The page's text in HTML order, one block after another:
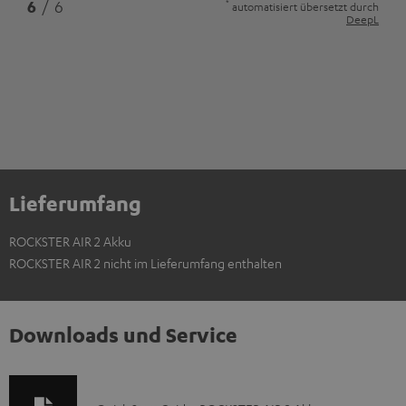
6 / 6 * automatisiert übersetzt durch
DeepL
Lieferumfang
ROCKSTER AIR 2 Akku
ROCKSTER AIR 2 nicht im Lieferumfang enthalten
Downloads und Service